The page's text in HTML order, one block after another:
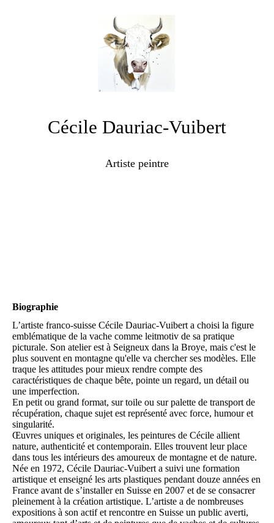
Cécile Dauriac-Vuibert
Artiste peintre
Biographie
L’artiste franco-suisse Cécile Dauriac-Vuibert a choisi la figure
emblématique de la vache comme leitmotiv de sa pratique
picturale. Son atelier est à Seigneux dans la Broye, mais c'est le
plus souvent en montagne qu'elle va chercher ses modèles. Elle
traque les attitudes pour mieux rendre compte des
caractéristiques de chaque bête, pointe un regard, un détail ou
une imperfection.
En petit ou grand format, sur toile ou sur palette de transport de
récupération, chaque sujet est représenté avec force, humour et
singularité.
Œuvres uniques et originales, les peintures de Cécile allient
nature, authenticité et contemporain. Elles trouvent leur place
dans tous les intérieurs des amoureux de montagne et de nature.
Née en 1972, Cécile Dauriac-Vuibert a suivi une formation
artistique et enseigné les arts plastiques pendant douze années en
France avant de s’installer en Suisse en 2007 et de se consacrer
pleinement à la création artistique. L’artiste a de nombreuses
expositions à son actif et rencontre en Suisse un public averti,